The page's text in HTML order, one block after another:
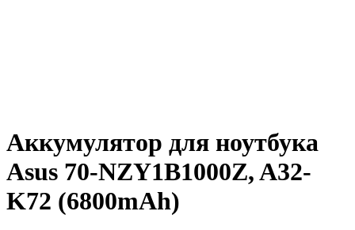
Аккумулятор для ноутбука
Asus 70-NZY1B1000Z, A32-
K72 (6800mAh)